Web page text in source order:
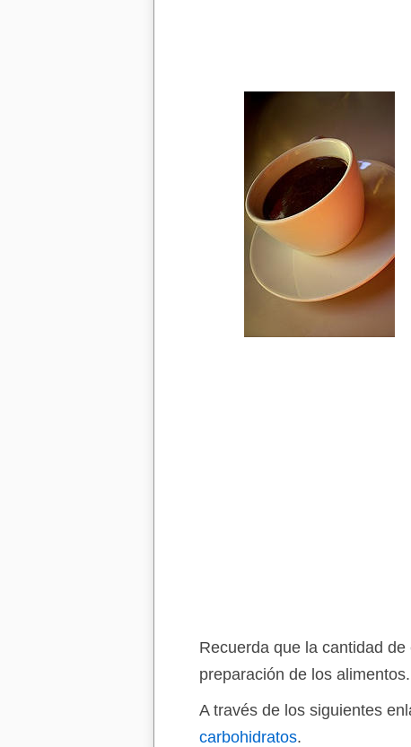
Recuerda que la cantidad
preparación de los alimentos.
A través de los siguientes
carbohidratos.